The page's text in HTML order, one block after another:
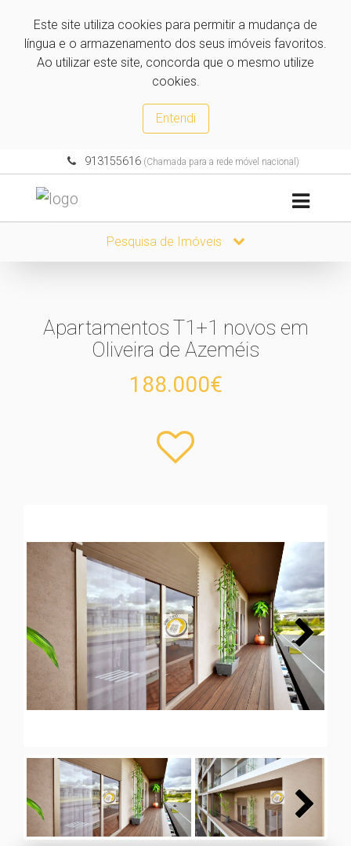
Este site utiliza cookies para permitir a mudança de
língua e o armazenamento dos seus imóveis favoritos.
Ao utilizar este site, concorda que o mesmo utilize
cookies.
Entendi
913155616 (Chamada para a rede móvel nacional)
Pesquisa de Imóveis
Apartamentos T1+1 novos em
Oliveira de Azeméis
188.000€
Next
Next